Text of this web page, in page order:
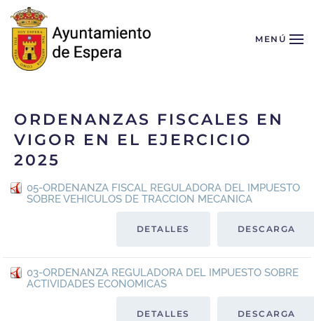
Skip to main content MENÚ
ORDENANZAS FISCALES EN
VIGOR EN EL EJERCICIO
2025
05-ORDENANZA FISCAL REGULADORA DEL IMPUESTO
SOBRE VEHICULOS DE TRACCION MECANICA
DESCARGA
DETALLES
03-ORDENANZA REGULADORA DEL IMPUESTO SOBRE
ACTIVIDADES ECONOMICAS
DESCARGA
DETALLES